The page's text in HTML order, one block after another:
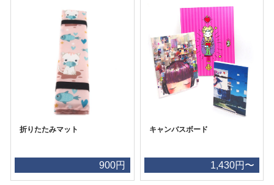
折りたたみマット
900円
キャンバスボード
1,430円〜